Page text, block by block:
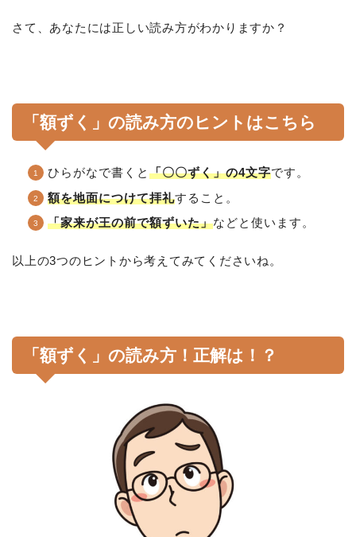
さて、あなたには正しい読み方がわかりますか？
「額ずく」の読み方のヒントはこちら
ひらがなで書くと 「〇〇ずく」の4文字です。
額を地面につけて拝礼すること。
「家来が王の前で額ずいた」などと使います。
以上の3つのヒントから考えてみてくださいね。
「額ずく」の読み方！正解は！？